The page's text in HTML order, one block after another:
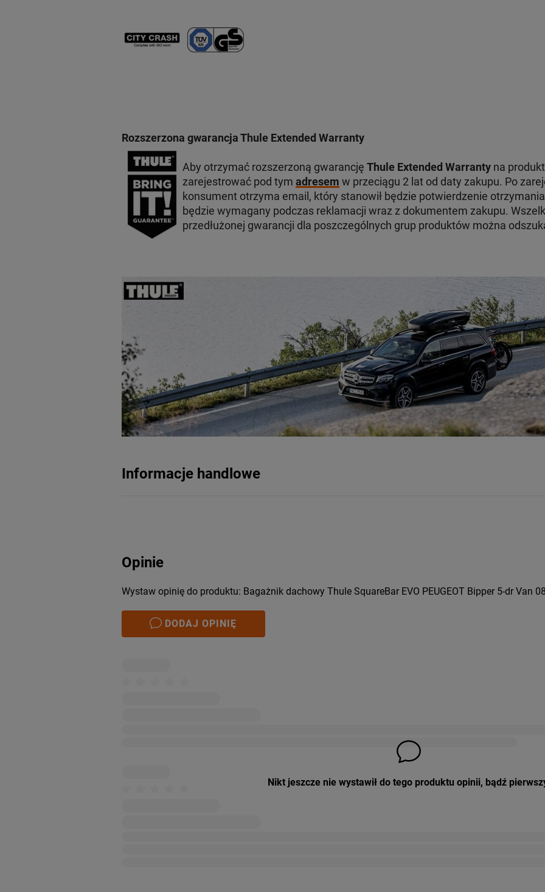
Rozszerzona gwarancja Thule Extended Warranty
Aby otrzymać rozszerzoną gwarancję Thule Extended Warrantyna
zarejestrować pod tym adresem w przeciągu 2 lat od daty zakupu. Po
konsument otrzyma email, który stanowił będzie potwierdzenie
będzie wymagany podczas reklamacji wraz z dokumentem zakupu.
przedłużonej gwarancji dla poszczególnych grup produktów można
Informacje handlowe
Opinie
Wystaw opinię do produktu: Bagażnik dachowy Thule SquareBar EVO PEUGEOT Bipper 5-dr Van
DODAJ OPINIĘ
Nikt jeszcze nie wystawił do tego produktu opinii, bądź